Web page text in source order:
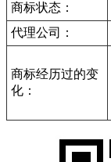
商标状态：
代理公司：
商标经历过的变
化：